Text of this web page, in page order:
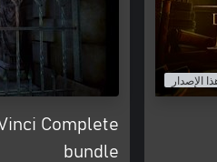
الإصدار
Complete
bundle